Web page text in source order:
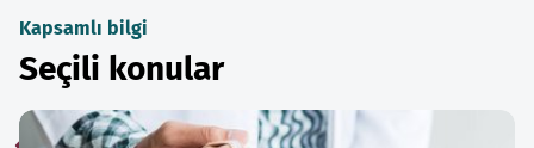
Kapsamlı bilgi
Seçili konular